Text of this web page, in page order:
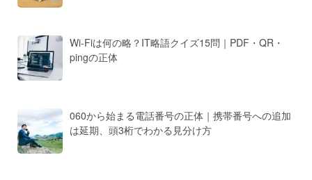
Wi-Fiは何の略？IT略語クイズ15問｜PDF・QR・
pingの正体
060から始まる電話番号の正体｜携帯番号への追加
は延期、頭3桁でわかる見分け方